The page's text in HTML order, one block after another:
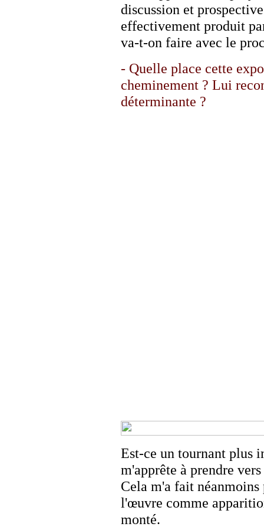
discussion et
effectivement produit
va-t-on faire avec le
- Quelle place cette
cheminement ? Lui
déterminante ?
Est-ce un tournant plus
m'apprête à prendre
Cela m'a fait néanmoins
l'œuvre comme
monté.